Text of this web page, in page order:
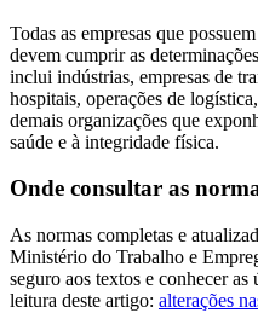
Todas as empresas que
devem cumprir as
inclui indústrias, empresas de
hospitais, operações de
demais organizações que
saúde e à integridade física.
Onde consultar as
As normas completas e
Ministério do Trabalho e
seguro aos textos e conhecer
leitura deste artigo: alterações